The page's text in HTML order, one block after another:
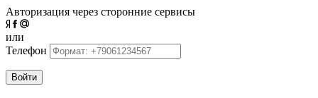
Авторизация через сторонние сервисы
или
Телефон
Войти